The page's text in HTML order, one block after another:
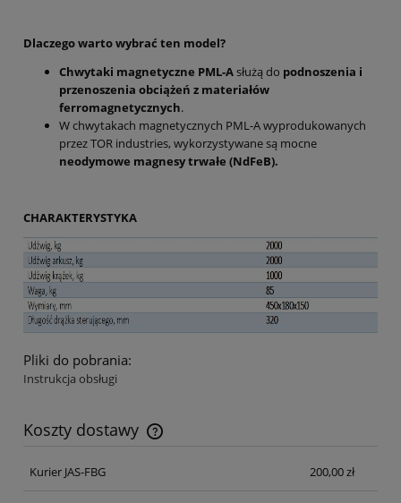
Dlaczego warto wybrać ten model?
Chwytaki magnetyczne PML-Asłużą do podnoszenia i
przenoszenia obciążeń z materiałów
ferromagnetycznych.
W chwytakach magnetycznych PML-A wyprodukowanych
przez TOR industries, wykorzystywane są mocne
neodymowe magnesy trwałe (NdFeB).
CHARAKTERYSTYKA
Pliki do pobrania:
Instrukcja obsługi
Koszty dostawy
Cena nie zawiera ewentualnych kosztów płatności
Kurier JAS-FBG
200,00 zł